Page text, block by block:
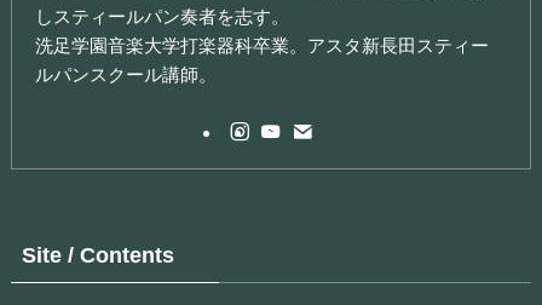
しスティールパン奏者を志す。
洗足学園音楽大学打楽器科卒業。アスタ新長田スティー
ルパンスクール講師。
Site / Contents